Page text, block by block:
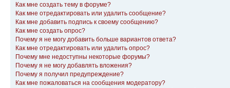
Как мне создать тему в форуме?
Как мне отредактировать или удалить сообщение?
Как мне добавить подпись к своему сообщению?
Как мне создать опрос?
Почему я не могу добавить больше вариантов ответа?
Как мне отредактировать или удалить опрос?
Почему мне недоступны некоторые форумы?
Почему я не могу добавлять вложения?
Почему я получил предупреждение?
Как мне пожаловаться на сообщения модератору?